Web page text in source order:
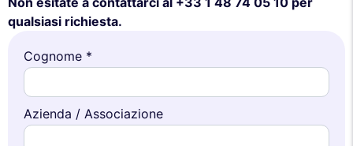
qualsiasi richiesta.
Cognome *
Azienda / Associazione